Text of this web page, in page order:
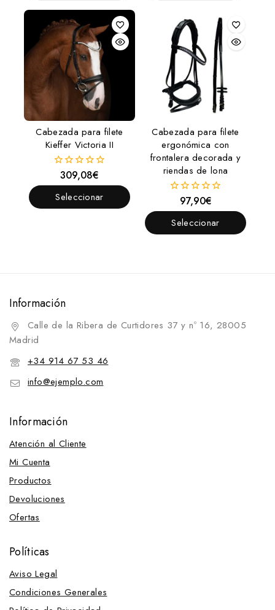
Cabezada para filete
Kieffer Victoria II
fuera
de
309,08€
Seleccionar
Cabezada para filete
ergonómica con
frontalera decorada y
riendas de lona
fuera
de
97,90€
Seleccionar
Información
Calle de la Ribera de Curtidores 37 y nº 16, 28005
Madrid
+34 914 67 53 46
info@ejemplo.com
Información
Atención al Cliente
Mi Cuenta
Productos
Devoluciones
Ofertas
Políticas
Aviso Legal
Condiciones Generales